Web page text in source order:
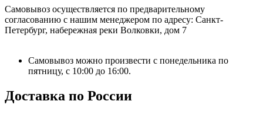
Самовывоз осуществляется по предварительному
согласованию с нашим менеджером по адресу: Санкт-
Петербург, набережная реки Волковки, дом 7
Самовывоз можно произвести с понедельника по
пятницу, с 10:00 до 16:00.
Доставка по России